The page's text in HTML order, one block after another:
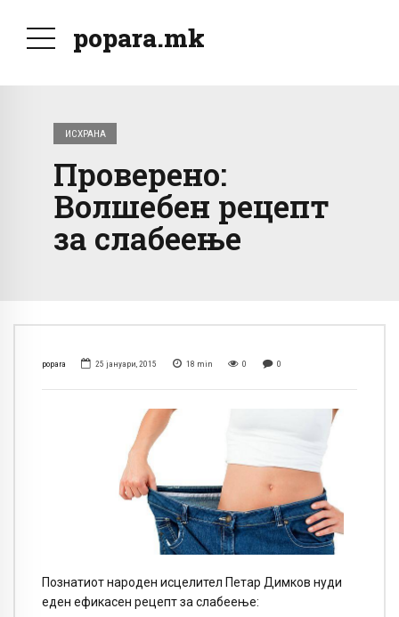
popara.mk
ИСХРАНА
Проверено:
Волшебен рецепт
за слабеење
popara 25 јануари, 2015 18 min 0 0
Познатиот народен исцелител Петар Димков нуди
еден ефикасен рецепт за слабеење: